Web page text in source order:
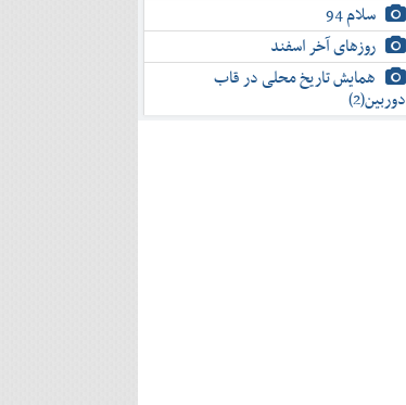
سلام 94
روزهای آخر اسفند
همایش تاریخ محلی در قاب
دوربین(2)